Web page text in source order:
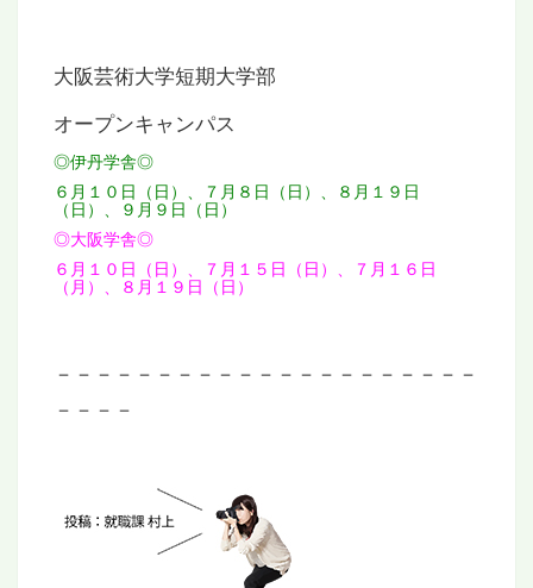
大阪芸術大学短期大学部
オープンキャンパス
◎伊丹学舎◎
６月１０日（日）、７月８日（日）、８月１９日
（日）、９月９日（日）
◎大阪学舎◎
６月１０日（日）、７月１５日（日）、７月１６日
（月）、８月１９日（日）
－－－－－－－－－－－－－－－－－－－－－
－－－－